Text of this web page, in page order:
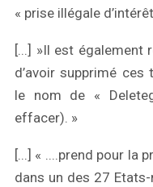
« prise illégale
[...] »Il est également
d’avoir supprimé
le nom de «
effacer). »
[...] « ....prend pour la
dans un des 27 Etats-